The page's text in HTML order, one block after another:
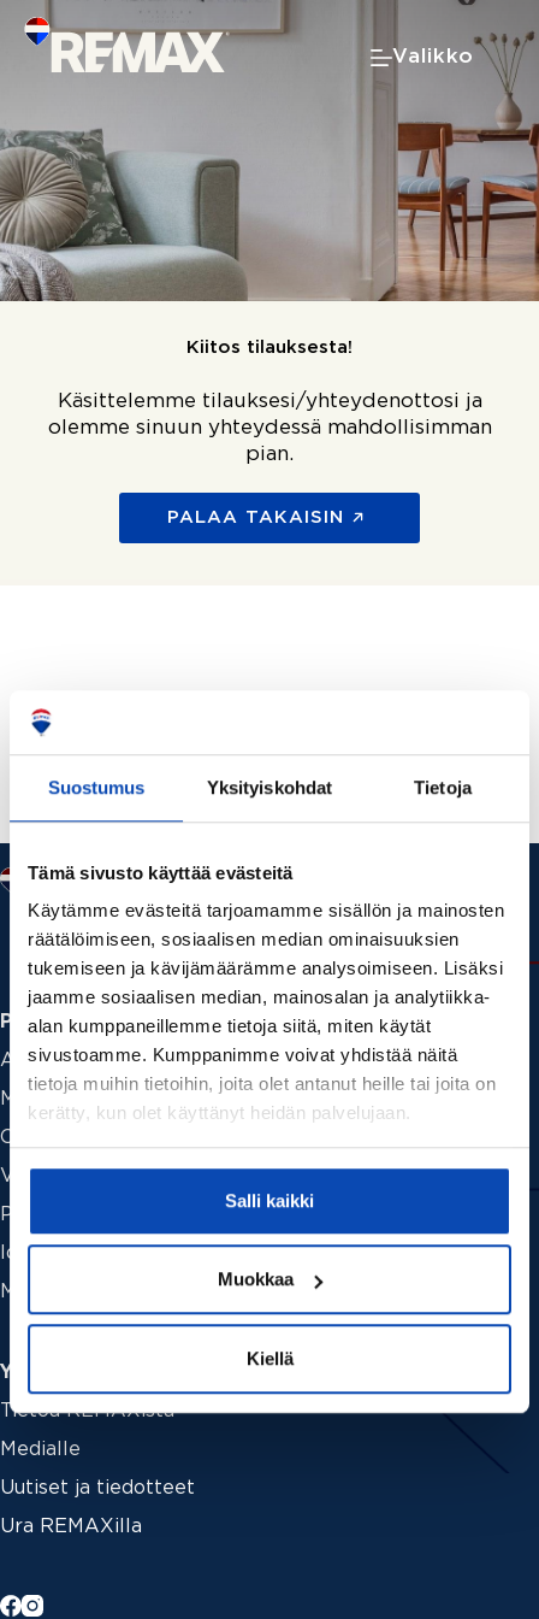
Suostumus Yksityiskohdat Tietoja
Tämä sivusto käyttää evästeitä
Käytämme evästeitä tarjoamamme sisällön ja mainosten
räätälöimiseen, sosiaalisen median ominaisuuksien
tukemiseen ja kävijämäärämme analysoimiseen. Lisäksi
jaamme sosiaalisen median, mainosalan ja analytiikka-
alan kumppaneillemme tietoja siitä, miten käytät
sivustoamme. Kumppanimme voivat yhdistää näitä
tietoja muihin tietoihin, joita olet antanut heille tai joita on
kerätty, kun olet käyttänyt heidän palvelujaan.
Salli kaikki
Muokkaa
Kiellä
content
Valikko
Kiitos tilauksesta!
Käsittelemme tilauksesi/yhteydenottosi ja
olemme sinuun yhteydessä mahdollisimman
pian.
PALAA TAKAISIN
Palvelut
Asuntohaku
Myymässä
Ostamassa
Vuokraamassa
Palveluhinnasto
Ideat ja vinkit
Myytävät liiketilat ja liiketoiminnot
Yritys
Tietoa REMAXista
Medialle
Uutiset ja tiedotteet
Ura REMAXilla